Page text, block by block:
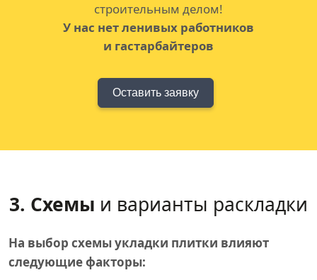
строительным делом!
У нас нет ленивых работников
и гастарбайтеров
Оставить заявку
3. Схемы и варианты раскладки
На выбор схемы укладки плитки влияют
следующие факторы: